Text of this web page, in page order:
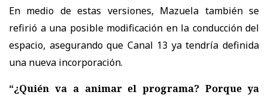
En medio de estas versiones, Mazuela también se
refirió a una posible modificación en la conducción del
espacio, asegurando que Canal 13 ya tendría definida
una nueva incorporación.
“¿Quién va a animar el programa? Porque ya